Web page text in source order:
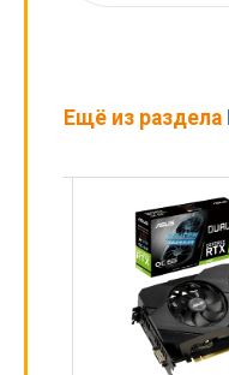
Ещё из раздела